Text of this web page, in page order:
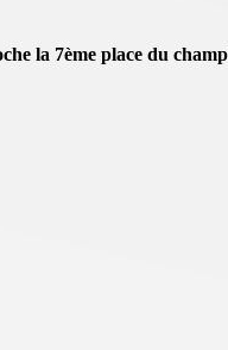
la 7ème place du